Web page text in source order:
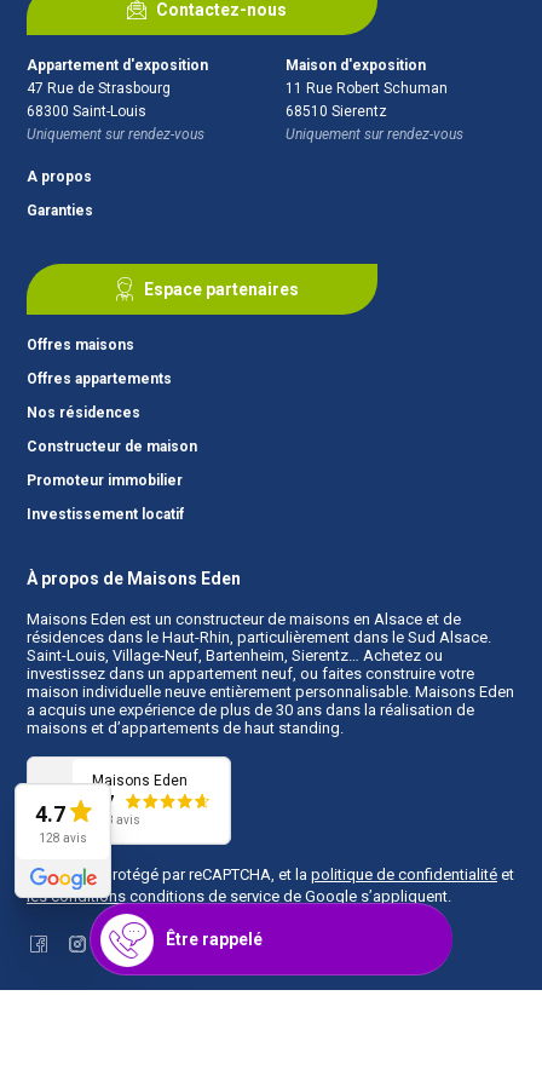
Contactez-nous
Appartement d'exposition
47 Rue de Strasbourg
68300 Saint-Louis
Uniquement sur rendez-vous
Maison d'exposition
11 Rue Robert Schuman
68510 Sierentz
Uniquement sur rendez-vous
A propos
Garanties
Espace partenaires
Offres maisons
Offres appartements
Nos résidences
Constructeur de maison
Promoteur immobilier
Investissement locatif
À propos de Maisons Eden
Maisons Eden est un constructeur de maisons en Alsace et de
résidences dans le Haut-Rhin, particulièrement dans le Sud Alsace.
Saint-Louis, Village-Neuf, Bartenheim, Sierentz… Achetez ou
investissez dans un appartement neuf, ou faites construire votre
maison individuelle neuve entièrement personnalisable. Maisons Eden
a acquis une expérience de plus de 30 ans dans la réalisation de
maisons et d’appartements de haut standing.
Maisons Eden
4.7
128 avis
Ce site est protégé par reCAPTCHA, et la politique de confidentialité et
les conditions conditions de service de Google s’appliquent.
FacebookInstagram
Être rappelé
4.7
128 avis